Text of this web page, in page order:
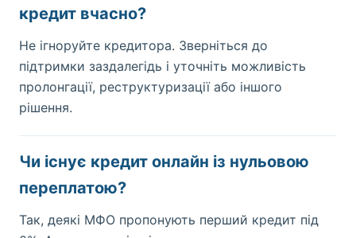
кредит вчасно?
Не ігноруйте кредитора. Зверніться до
підтримки заздалегідь і уточніть можливість
пролонгації, реструктуризації або іншого
рішення.
Чи існує кредит онлайн із нульовою
переплатою?
Так, деякі МФО пропонують перший кредит під